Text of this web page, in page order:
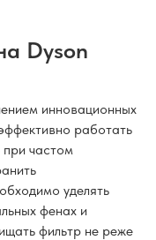
Dyson
инновационных
работать
при частом
уделять
фенах и
фильтр не реже